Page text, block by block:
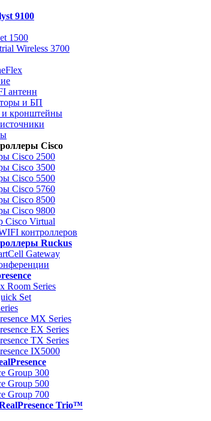
9100
1500
Wireless 3700
антенн
и БП
и кронштейны
Cisco
Cisco 2500
Cisco 3500
Cisco 5500
Cisco 5760
Cisco 8500
Cisco 9800
Cisco Virtual
контроллеров
Ruckus
Gateway
Room Series
Set
MX Series
EX Series
TX Series
IX5000
Group 300
Group 500
Group 700
Trio™